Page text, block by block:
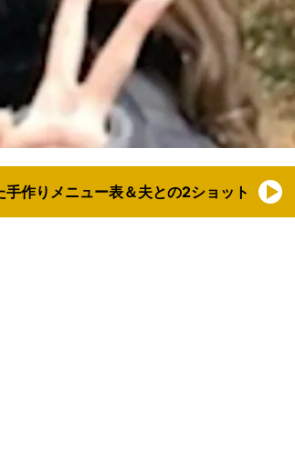
手作りメニュー表＆夫との2ショット